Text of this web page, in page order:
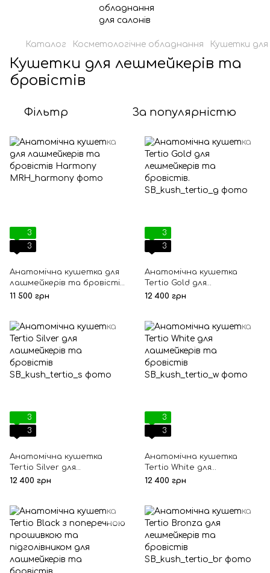
Каталог Косметологічне обладнання Кушетки для
Кушетки для лешмейкерів та
бровістів
Фільтр За популярністю
3
3
Анатомічна кушетка для
лашмейкерів та бровістів
Harmony
11 500 грн
3
3
Анатомічна кушетка
Tertio Gold для
лешмейкерів та
12 400 грн
3
3
Анатомічна кушетка
Tertio Silver для
лашмейкерів та бровістів
12 400 грн
3
3
Анатомічна кушетка
Tertio White для
лашмейкерів та бровістів
12 400 грн